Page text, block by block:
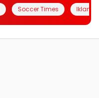
Soccer Times Iklanin